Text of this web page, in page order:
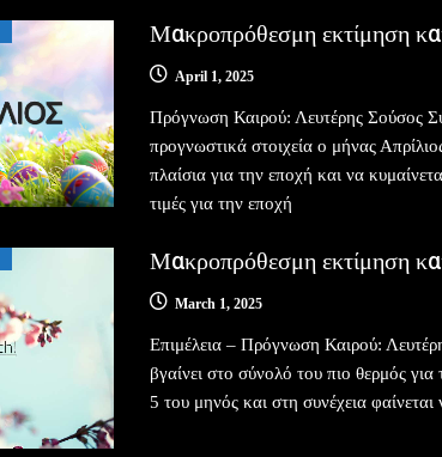
Μακροπρόθεσμη εκτίμηση
April 1, 2025
Πρόγνωση Καιρού: Λευτέρης Σούσος
προγνωστικά στοιχεία ο μήνας
πλαίσια για την εποχή και να
τιμές για την εποχή
Μακροπρόθεσμη εκτίμηση
March 1, 2025
Επιμέλεια – Πρόγνωση Καιρού:
βγαίνει στο σύνολό του πιο θερμός
5 του μηνός και στη συνέχεια φαίνεται